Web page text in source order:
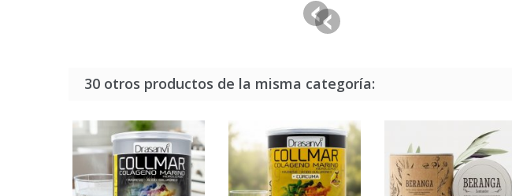
30 otros productos de la misma categoría: